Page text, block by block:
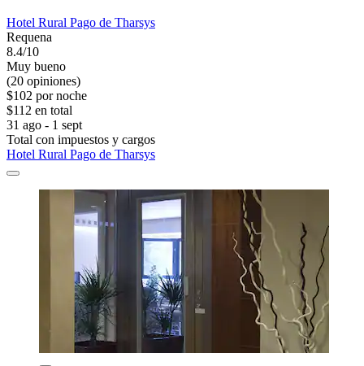
Hotel Rural Pago de Tharsys
Requena
8.4/10
Muy bueno
(20 opiniones)
$102 por noche
$112 en total
31 ago - 1 sept
Total con impuestos y cargos
Hotel Rural Pago de Tharsys